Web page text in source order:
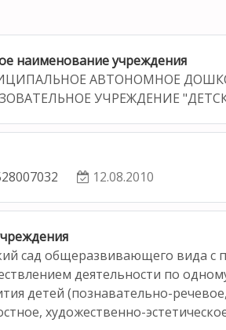
наименование учреждения
АВТОНОМНОЕ
УЧРЕЖДЕНИЕ
12.08.2010
сад общеразвивающего вида с
деятельности по
детей (познавательно-
художественно-